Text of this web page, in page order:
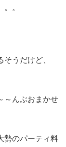
。
うだけど、
～んぶおまかせ
勢のパーティ料